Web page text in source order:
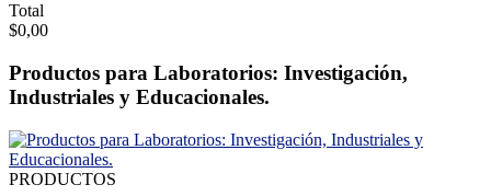
Total
$0,00
Productos para Laboratorios: Investigación,
Industriales y Educacionales.
PRODUCTOS